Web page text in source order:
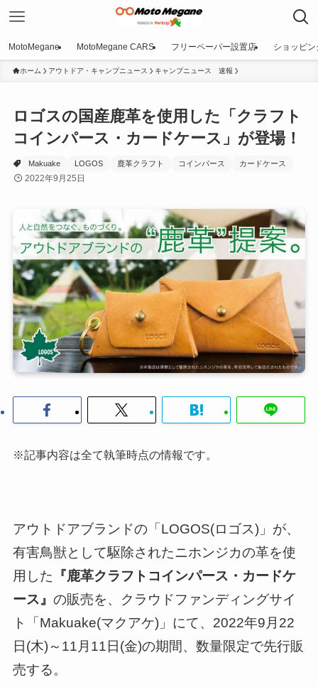
MotoMegane MotoMegane CARS フリーペーパー設置店 ショッピン
ホーム アウトドア・キャンプニュース キャンプニュース 速報
ロゴスの国産鹿革を使用した「クラフト
コインパース・カードケース」が登場！
Makuake LOGOS 鹿革クラフト コインパース カードケース
2022年9月25日
※記事内容は全て執筆時点の情報です。
アウトドアブランドの「LOGOS(ロゴス)」が、
有害鳥獣として駆除されたニホンジカの革を使
用した 『鹿革クラフトコインパース・カードケ
ース』 の販売を、クラウドファンディングサイ
ト「Makuake(マクアケ)」にて、2022年9月22
日(木)～11月11日(金)の期間、数量限定で先行販
売する。